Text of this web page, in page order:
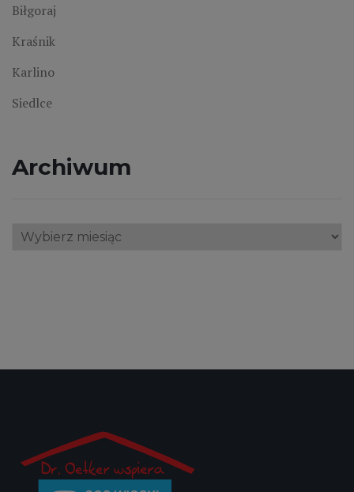
Biłgoraj
Kraśnik
Karlino
Siedlce
Archiwum
Archiwum